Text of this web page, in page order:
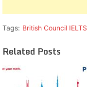
Tags: British Council IELTS
Related Posts